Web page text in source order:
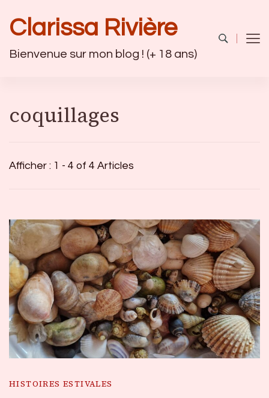
Clarissa Rivière
Bienvenue sur mon blog ! (+ 18 ans)
coquillages
Afficher : 1 - 4 of 4 Articles
HISTOIRES ESTIVALES